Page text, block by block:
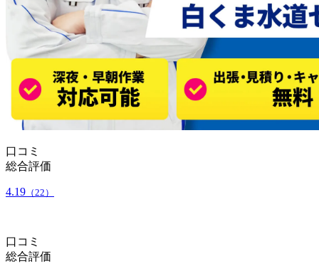
口コミ
総合評価
4.19 （22）
口コミ
総合評価